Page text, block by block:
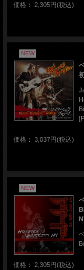
価格： 2,305円(税込)
NEW
価格： 3,037円(税込)
NEW
価格： 2,305円(税込)